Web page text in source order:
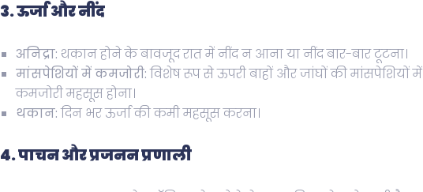
3. ऊर्जा और नींद
अनिद्रा: थकान होने के बावजूद रात में नींद न आना या नींद बार-बार टूटना।
मांसपेशियों में कमजोरी:विशेष रूप से ऊपरी बाहों और जांघों की मांसपेशियों में
कमजोरी महसूस होना।
थकान:दिन भर ऊर्जा की कमी महसूस करना।
4. पाचन और प्रजनन प्रणाली